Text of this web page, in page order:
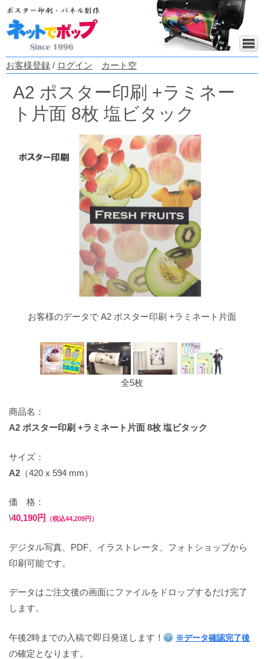
お客様登録 / ログイン カート空
A2 ポスター印刷 +ラミネー
ト片面 8枚 塩ビタック
お客様のデータで A2 ポスター印刷 +ラミネート片面
全5枚
商品名：
A2 ポスター印刷 +ラミネート片面 8枚 塩ビタック
サイズ：
A2 （420 x 594 mm）
価 格：
\40,190円 （税込44,209円）
デジタル写真、PDF、イラストレータ、フォトショップから
印刷可能です。
データはご注文後の画面にファイルをドロップするだけ完了
します。
午後2時までの入稿で即日発送します！ ※データ確認完了後
の確定となります。